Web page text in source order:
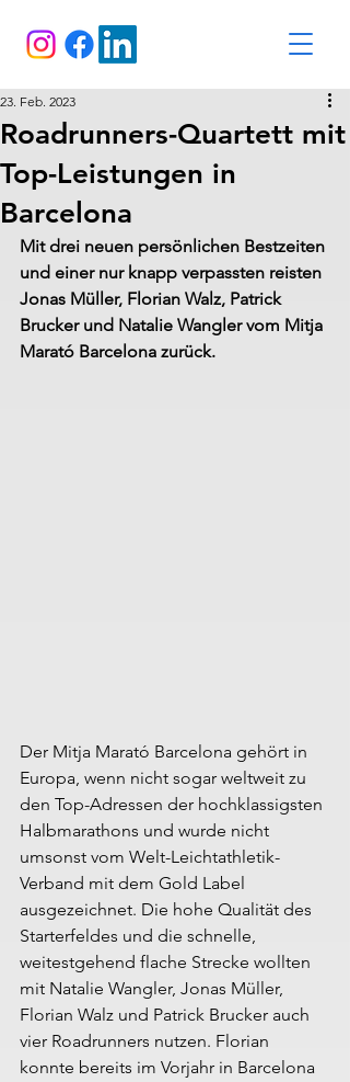
Roadrunners-Quartett mit
Top-Leistungen in
Barcelona
23. Feb. 2023
Mit drei neuen persönlichen Bestzeiten
und einer nur knapp verpassten reisten
Jonas Müller, Florian Walz, Patrick
Brucker und Natalie Wangler vom Mitja
Marató Barcelona zurück.
Der Mitja Marató Barcelona gehört in
Europa, wenn nicht sogar weltweit zu
den Top-Adressen der hochklassigsten
Halbmarathons und wurde nicht
umsonst vom Welt-Leichtathletik-
Verband mit dem Gold Label
ausgezeichnet. Die hohe Qualität des
Starterfeldes und die schnelle,
weitestgehend flache Strecke wollten
mit Natalie Wangler, Jonas Müller,
Florian Walz und Patrick Brucker auch
vier Roadrunners nutzen. Florian
konnte bereits im Vorjahr in Barcelona